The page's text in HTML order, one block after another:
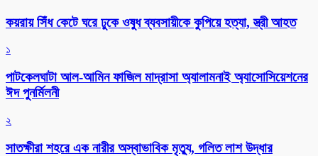
কয়রায় সিঁধ কেটে ঘরে ঢুকে ওষুধ ব্যবসায়ীকে কুপিয়ে হত্যা, স্ত্রী আহত
১
পাটকেলঘাটা আল-আমিন ফাজিল মাদ্রাসা অ্যালামনাই অ্যাসোসিয়েশনের
ঈদ পুনর্মিলনী
২
সাতক্ষীরা শহরে এক নারীর অস্বাভাবিক মৃত্যু, গলিত লাশ উদ্ধার